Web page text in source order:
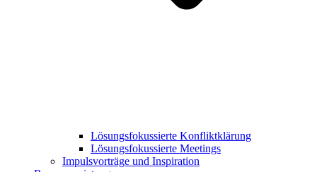
Lösungsfokussierte Konfliktklärung
Lösungsfokussierte Meetings
Impulsvorträge und Inspiration